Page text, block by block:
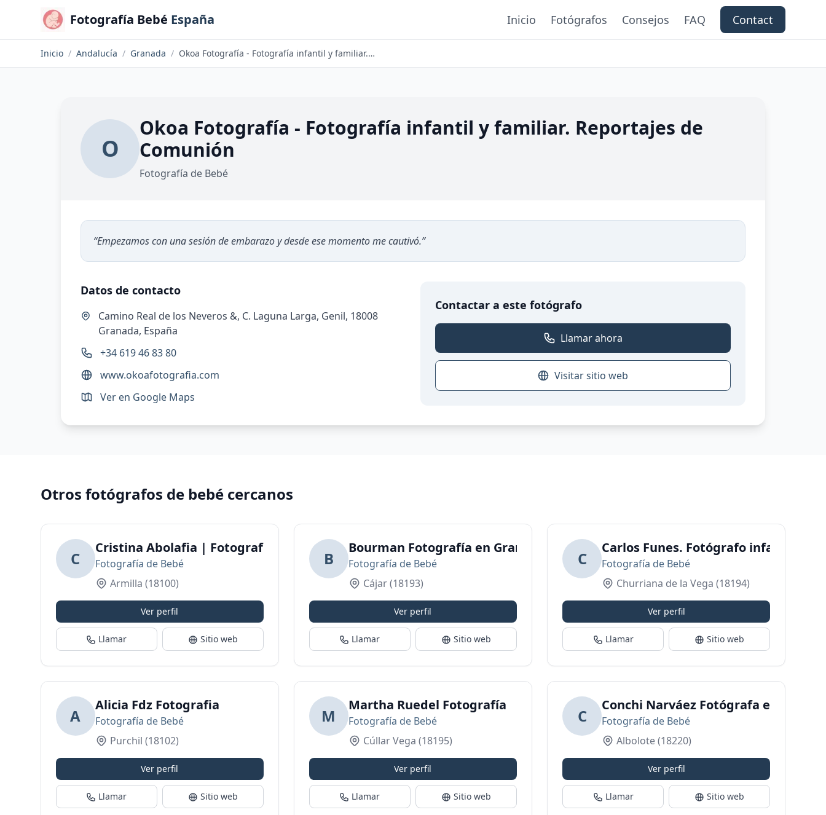
Fotografía Bebé España Inicio Fotógrafos Consejos FAQ Contact
Inicio / Andalucía / Granada / Okoa Fotografía - Fotografía infantil y familiar. Reportajes de Comunión
O
Okoa Fotografía - Fotografía infantil y familiar. Reportajes de
Comunión
Fotografía de Bebé
“Empezamos con una sesión de embarazo y desde ese momento me cautivó.”
Datos de contacto
Camino Real de los Neveros &, C. Laguna Larga, Genil, 18008
Granada, España
+34 619 46 83 80
www.okoafotografia.com
Ver en Google Maps
Contactar a este fotógrafo
Llamar ahora
Visitar sitio web
Otros fotógrafos de bebé cercanos
C
Cristina Abolafia | Fotografía de maternidad, newborn y familia
Fotografía de Bebé
Armilla (18100)
Ver perfil
Llamar Sitio web
B
Bourman Fotografía en Granada
Fotografía de Bebé
Cájar(18193)
Ver perfil
Llamar Sitio web
C
Carlos Funes. Fotógrafo infantil
Fotografía de Bebé
Churriana de la Vega (18194)
Ver perfil
Llamar Sitio web
A
Alicia Fdz Fotografia
Fotografía de Bebé
Purchil (18102)
Ver perfil
Llamar Sitio web
M
Martha Ruedel Fotografía
Fotografía de Bebé
Cúllar Vega (18195)
Ver perfil
Llamar Sitio web
C
Conchi Narváez Fotógrafa
Fotografía de Bebé
Albolote(18220)
Ver perfil
Llamar Sitio web